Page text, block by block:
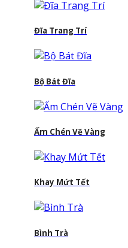
Đĩa Trang Trí
Bộ Bát Đĩa
Ấm Chén Vẽ Vàng
Khay Mứt Tết
Bình Trà